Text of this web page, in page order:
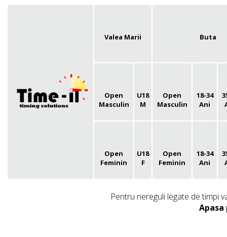
Valea Marii Buta
Open
Masculin
U18
M
Open
Masculin
18-34
Ani
Open
Feminin
U18
F
Open
Feminin
18-34
Ani
Pentru nereguli legate de timpi
Apasa